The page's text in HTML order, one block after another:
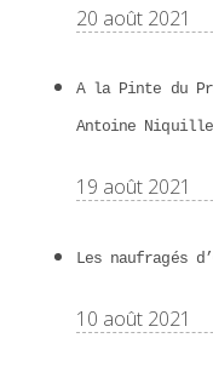
20 août 2021
A la Pinte du
Antoine Niquille
19 août 2021
Les naufragés
10 août 2021